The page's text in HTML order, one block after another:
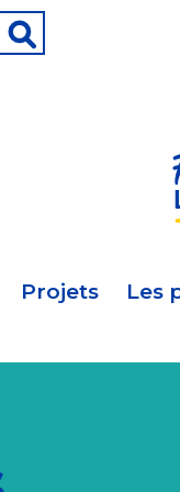
Projets Les